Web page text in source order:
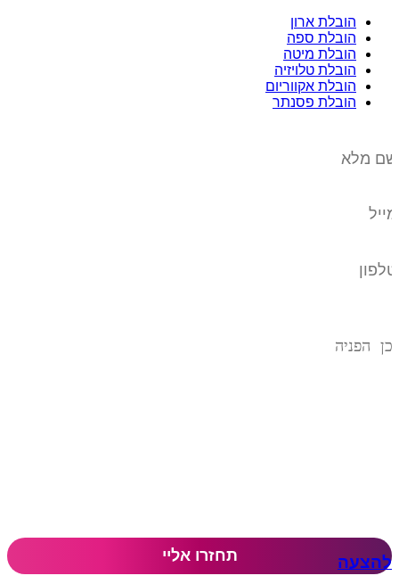
הובלת ארון
הובלת ספה
הובלת מיטה
הובלת טלויזיה
הובלת אקווריום
הובלת פסנתר
להצעה